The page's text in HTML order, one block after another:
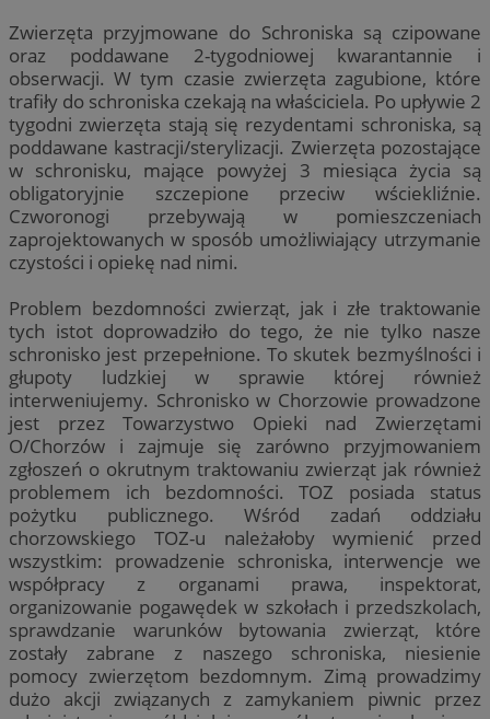
Zwierzęta przyjmowane do Schroniska są czipowane
oraz poddawane 2-tygodniowej kwarantannie i
obserwacji. W tym czasie zwierzęta zagubione, które
trafiły do schroniska czekają na właściciela. Po upływie 2
tygodni zwierzęta stają się rezydentami schroniska, są
poddawane kastracji/sterylizacji. Zwierzęta pozostające
w schronisku, mające powyżej 3 miesiąca życia są
obligatoryjnie szczepione przeciw wściekliźnie.
Czworonogi przebywają w pomieszczeniach
zaprojektowanych w sposób umożliwiający utrzymanie
czystości i opiekę nad nimi.
Problem bezdomności zwierząt, jak i złe traktowanie
tych istot doprowadziło do tego, że nie tylko nasze
schronisko jest przepełnione. To skutek bezmyślności i
głupoty ludzkiej w sprawie której również
interweniujemy. Schronisko w Chorzowie prowadzone
jest przez Towarzystwo Opieki nad Zwierzętami
O/Chorzów i zajmuje się zarówno przyjmowaniem
zgłoszeń o okrutnym traktowaniu zwierząt jak również
problemem ich bezdomności. TOZ posiada status
pożytku publicznego. Wśród zadań oddziału
chorzowskiego TOZ-u należałoby wymienić przed
wszystkim: prowadzenie schroniska, interwencje we
współpracy z organami prawa, inspektorat,
organizowanie pogawędek w szkołach i przedszkolach,
sprawdzanie warunków bytowania zwierząt, które
zostały zabrane z naszego schroniska, niesienie
pomocy zwierzętom bezdomnym. Zimą prowadzimy
dużo akcji związanych z zamykaniem piwnic przez